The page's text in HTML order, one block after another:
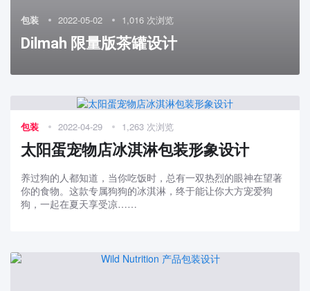
包装 2022-05-02 1,016 次浏览
Dilmah 限量版茶罐设计
包装 2022-04-29 1,263 次浏览
太阳蛋宠物店冰淇淋包装形象设计
养过狗的人都知道，当你吃饭时，总有一双热烈的眼神在望著
你的食物。这款专属狗狗的冰淇淋，终于能让你大方宠爱狗
狗，一起在夏天享受凉……